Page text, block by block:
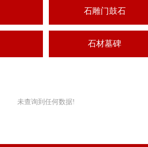
石雕门鼓石
石材墓碑
未查询到任何数据!